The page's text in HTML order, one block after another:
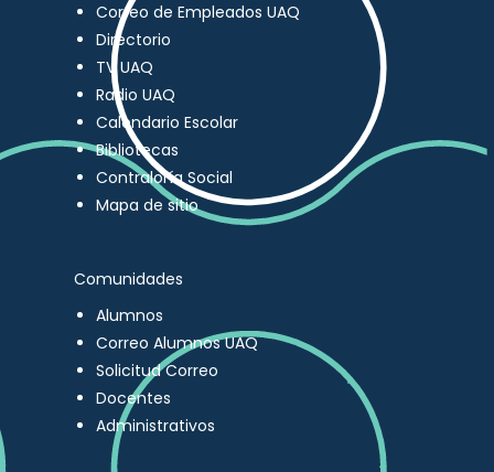
Correo de Empleados UAQ
Directorio
TV UAQ
Radio UAQ
Calendario Escolar
Bibliotecas
Contraloría Social
Mapa de sitio
Comunidades
Alumnos
Correo Alumnos UAQ
Solicitud Correo
Docentes
Administrativos